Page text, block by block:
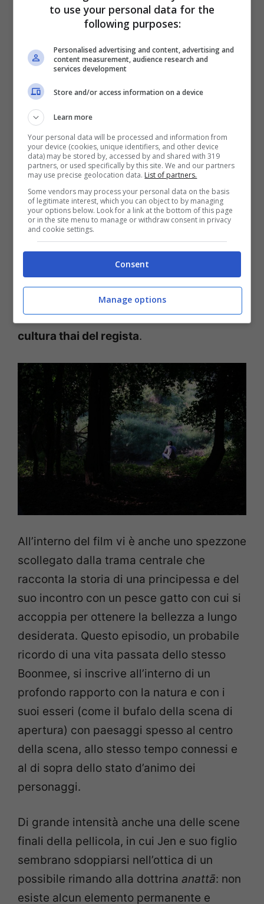
Weerasethakul ben descrive in questa
opera illuminante la filosofia buddista del
samsara, ovvero dell’esistenza intesa
come un ciclo di vita che riguarda tutti gli
esseri in cui la morte non rappresenta la
fine ma un passaggio, una rinascita.
Accanto a questa visione troviamo un altro
dei punti cardine della religione buddista e
più in generale della cultura asiatica, il
concetto di karma. Boonmee sa che la sua
malattia può essere letta come
conseguenza dell’aver ucciso diversi
comunisti durante la guerra e che questo è
il suo modo di liberarsene.Spiritualità e
modernità si legano tra loro nel singolare
modo di rappresentare e far conoscere la
cultura thai del regista.
All’interno del film vi è anche uno spezzone
scollegato dalla trama centrale che
racconta la storia di una principessa e del
suo incontro con un pesce gatto con cui si
accoppia per ottenere la bellezza a lungo
desiderata. Questo episodio, un probabile
ricordo di una vita passata dello stesso
Boonmee, si inscrive all’interno di un
profondo rapporto con la natura e con i
suoi esseri (come il bufalo della scena di
apertura) con paesaggi spesso al centro
della scena, allo stesso tempo connessi e
al di sopra dello stato d’animo dei
personaggi.
Di grande intensità anche una delle scene
finali della pellicola, in cui Jen e suo figlio
sembrano sdoppiarsi nell’ottica di un
possibile rimando alla dottrina anattā: non
esiste alcun elemento permanente e
to use your personal data for the
following purposes:
Personalised advertising and content, advertising and
content measurement, audience research and
services development
Store and/or access information on a device
Learn more
Your personal data will be processed and information from
your device (cookies, unique identifiers, and other device
data) may be stored by, accessed by and shared with 319
partners, or used specifically by this site. We and our partners
may use precise geolocation data. List of partners.
Some vendors may process your personal data on the basis
of legitimate interest, which you can object to by managing
your options below. Look for a link at the bottom of this page
or in the site menu to manage or withdraw consent in privacy
and cookie settings.
Consent
Manage options